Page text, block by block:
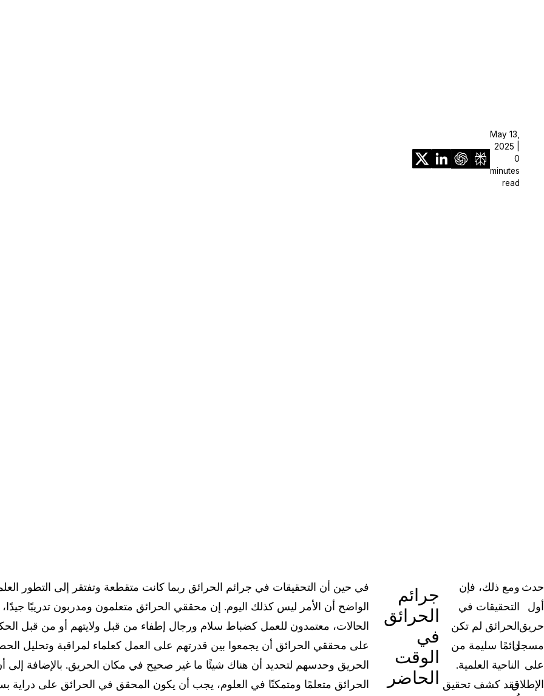
May 13,
2025 |
0
minutes
read
حدث
أول
حريق
مسجل
على
الإطلاق
ومع ذلك، فإن
التحقيقات في
الحرائق لم تكن
دائمًا سليمة من
الناحية العلمية.
فقد كشف تحقيق
جرائم
الحرائق
في
الوقت
الحاضر
في حين أن التحقيقات في جرائم الحرائق ربما كانت متقطعة وتفتقر إلى التطور
الواضح أن الأمر ليس كذلك اليوم. إن محققي الحرائق متعلمون ومدربون تدريبًا
الحالات، معتمدون للعمل كضباط سلام ورجال إطفاء من قبل ولايتهم أو من قبل
على محققي الحرائق أن يجمعوا بين قدرتهم على العمل كعلماء لمراقبة وتحليل
الحريق وحدسهم لتحديد أن هناك شيئًا ما غير صحيح في مكان الحريق. بالإضافة
الحرائق متعلمًا ومتمكنًا في العلوم، يجب أن يكون المحقق في الحرائق على دراية